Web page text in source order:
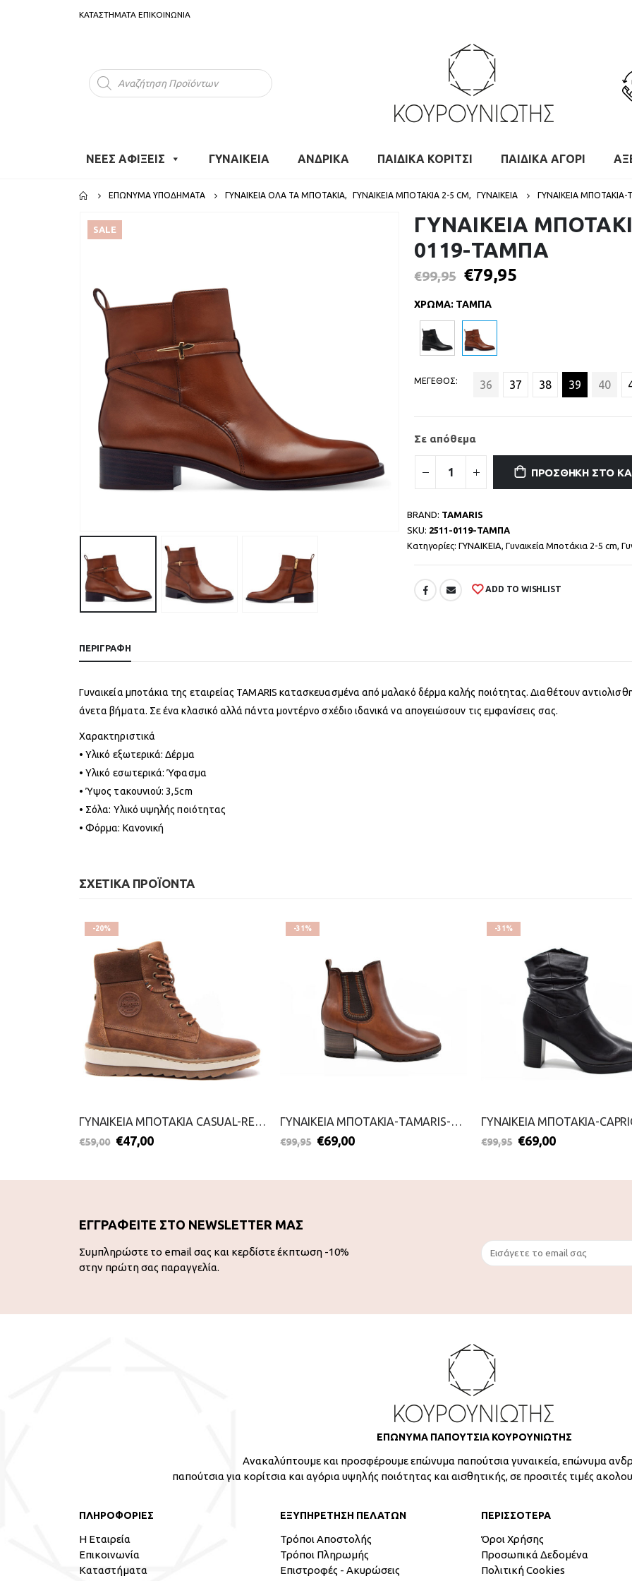
ΚΑΤΑΣΤΗΜΑΤΑ ΕΠΙΚΟΙΝΩΝΙΑ
Products
search
ΝΕΕΣ ΑΦΙΞΕΙΣ ΓΥΝΑΙΚΕΙΑ ΑΝΔΡΙΚΑ ΠΑΙΔΙΚΑ ΚΟΡΙΤΣΙ ΠΑΙΔΙΚΑ ΑΓΟΡΙ
ΕΠΏΝΥΜΑ ΥΠΟΔΉΜΑΤΑ ΓΥΝΑΙΚΕΊΑ ΌΛΑ ΤΑ ΜΠΟΤΆΚΙΑ, ΓΥΝΑΙΚΕΊΑ ΜΠΟΤΆΚΙΑ 2-5 CM, ΓΥΝΑΙΚΕΙΑ ΓΥΝΑΙΚΕΙΑ ΜΠΟΤΑΚΙΑ-
SALE
ΓΥΝΑΙΚΕΙΑ
0119-ΤΑΜΠΑ
€99,95 €79,95
ΧΡΩΜΑ: ΤΑΜΠΑ
ΜΕΓΕΘΟΣ 36 37 38 39 40
Σε απόθεμα
ΠΡΟΣΘΉΚΗ ΣΤΟ
BRAND: TAMARIS
SKU: 2511-0119-ΤΑΜΠΑ
Κατηγορίες: ΓΥΝΑΙΚΕΙΑ, Γυναικεία Μποτάκια 2-5 cm,
ADD TO WISHLIST
ΠΕΡΙΓΡΑΦΉ
Γυναικεία μποτάκια της εταιρείας TAMARIS κατασκευασμένα από μαλακό δέρμα καλής ποιότητας. Διαθέτουν
άνετα βήματα. Σε ένα κλασικό αλλά πάντα μοντέρνο σχέδιο ιδανικά να απογειώσουν τις εμφανίσεις σας.
Χαρακτηριστικά
• Υλικό εξωτερικά: Δέρμα
• Υλικό εσωτερικά: Ύφασμα
• Ύψος τακουνιού: 3,5cm
• Σόλα: Υλικό υψηλής ποιότητας
• Φόρμα: Κανονική
ΣΧΕΤΙΚΆ ΠΡΟΪΌΝΤΑ
-20%
ΓΥΝΑΙΚΕΙΑ ΜΠΟΤΑΚΙΑ CASUAL-REFRESH-2111-0398-ΚΑΜΕΛ
€59,00 €47,00
-31%
ΓΥΝΑΙΚΕΙΑ ΜΠΟΤΑΚΙΑ-TAMARIS-2111-0057-ΚΑΦΕ
€99,95 €69,00
-31%
€99,95 €69,00
ΕΓΓΡΑΦΕΙΤΕ ΣΤΟ NEWSLETTER ΜΑΣ
Συμπληρώστε το email σας και κερδίστε έκπτωση -10%
στην πρώτη σας παραγγελία.
ΕΠΩΝΥΜΑ ΠΑΠΟΥΤΣΙΑ ΚΟΥΡΟΥΝΙΩΤΗΣ
Ανακαλύπτουμε και προσφέρουμε επώνυμα παπούτσια γυναικεία, επώνυμα
παπούτσια για κορίτσια και αγόρια υψηλής ποιότητας και αισθητικής, σε προσιτές τιμές
ΠΛΗΡΟΦΟΡΙΕΣ
Η Εταιρεία
Επικοινωνία
Καταστήματα
ΕΞΥΠΗΡΕΤΗΣΗ ΠΕΛΑΤΩΝ
Τρόποι Αποστολής
Τρόποι Πληρωμής
Επιστροφές - Ακυρώσεις
ΠΕΡΙΣΣΟΤΕΡΑ
Όροι Χρήσης
Προσωπικά Δεδομένα
Πολιτική Cookies